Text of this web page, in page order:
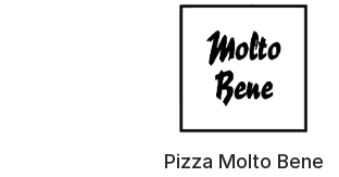
Pizza Molto Bene